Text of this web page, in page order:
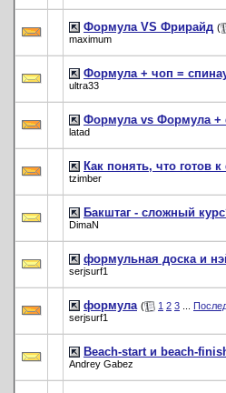
Формула VS Фрирайд (
maximum
Формула + чоп =
ultra33
Формула vs Формула +
latad
Как понять, что готов
tzimber
Бакштаг - сложный
DimaN
формульная доска и
serjsurf1
формула ( 1 2 3
serjsurf1
Beach-start и beach-
Andrey Gabez